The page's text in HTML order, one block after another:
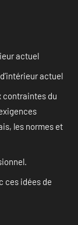
actuel
actuel
contraintes du
les normes et
ces idées de